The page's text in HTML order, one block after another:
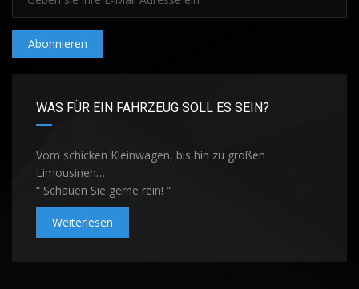
Abonnieren
WAS FÜR EIN FAHRZEUG SOLL ES SEIN?
Vom schicken Kleinwagen, bis hin zu großen
Limousinen…
“ Schauen Sie gerne rein! “
Weiterlesen